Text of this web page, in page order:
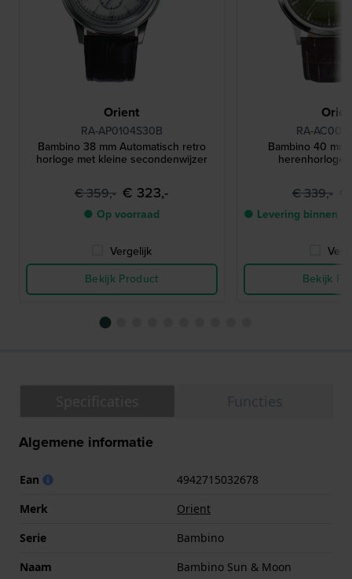
Orient
RA-AP0104S30B
Bambino 38 mm Automatisch retro
horloge met kleine secondenwijzer
€ 359,- € 323,-
● Op voorraad
Vergelijk
Bekijk Product
RA-
Bambino 40 mm
herenhorloge
€ 339,-
● Levering binnen
Bekijk
Algemene informatie
Ean
4942715032678
Merk
Orient
Serie
Bambino
Naam
Bambino Sun & Moon